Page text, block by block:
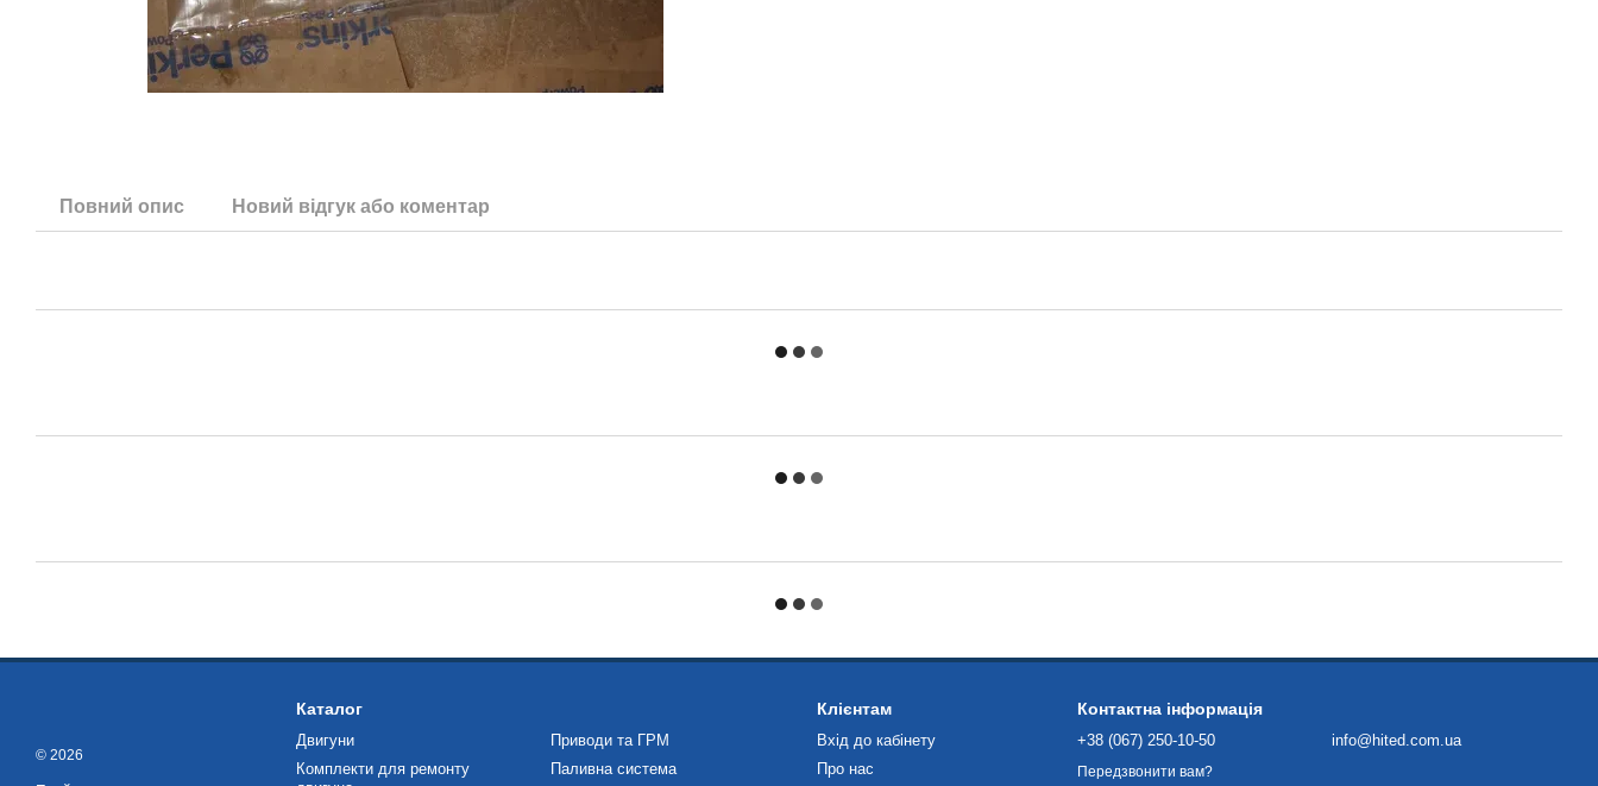
Повний опис Новий відгук або коментар
© 2026
Каталог
Двигуни
Комплекти для ремонту
Приводи та ГРМ
Паливна система
Клієнтам
Вхід до кабінету
Про нас
Контактна інформація
+38 (067) 250-10-50
Передзвонити вам?
info@hited.com.ua